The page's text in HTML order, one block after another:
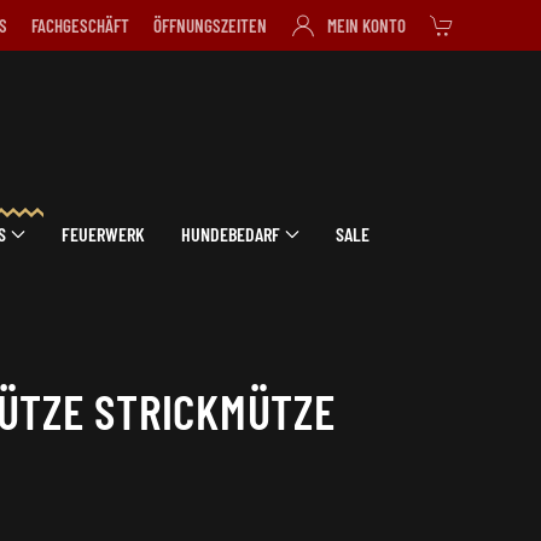
FACHGESCHÄFT ÖFFNUNGSZEITEN MEIN KONTO
FEUERWERK HUNDEBEDARF SALE
STRICKMÜTZE